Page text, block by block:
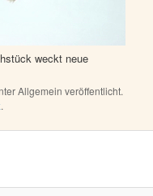
weckt neue
Allgemein veröffentlicht.
.